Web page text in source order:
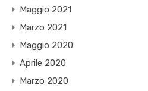
Maggio 2021
Marzo 2021
Maggio 2020
Aprile 2020
Marzo 2020